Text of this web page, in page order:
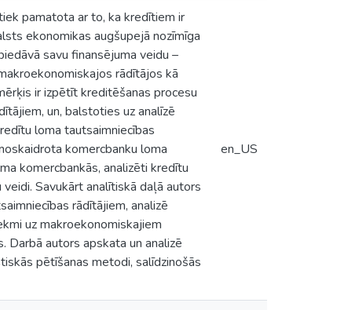
pamatota ar to, ka kredītiem ir
ekonomikas augšupejā nozīmīga
savu finansējuma veidu –
rādītājos kā
ir izpētīt kreditēšanas procesu
un, balstoties uz analīzē
loma tautsaimniecības
komercbanku loma
komercbankās, analizēti kredītu
Savukārt analītiskā daļā autors
rādītājiem, analizē
uz makroekonomiskajiem
autors apskata un analizē
pētīšanas metodi, salīdzinošās
en_US